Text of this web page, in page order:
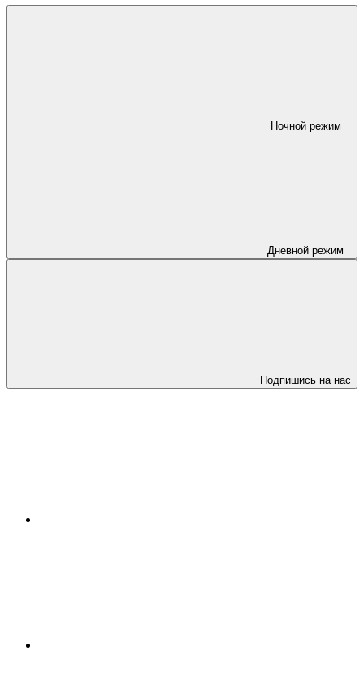
Ночной режим
Дневной режим
Подпишись на нас